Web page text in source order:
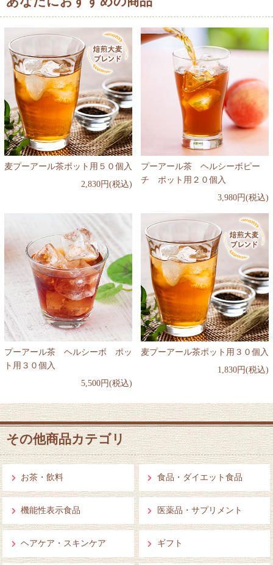
麦プーアール茶ポット用５０個入
2,830円(税込)
プーアール茶 ヘルシーボピー
チ ポット用２０個入
3,980円(税込)
プーアール茶 ヘルシーボ ポッ
ト用３０個入
5,500円(税込)
麦プーアール茶ポット用３０個入
1,830円(税込)
その他商品カテゴリ
お茶・飲料 食品・ダイエット食品
機能性表示食品 医薬品・サプリメント
ヘアケア・スキンケア ギフト